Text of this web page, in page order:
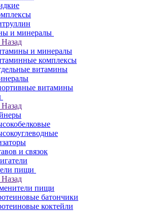
и минералы
Назад
и минералы
комплексы
витамины
витамины
Назад
и связок
пищи
Назад
пищи
батончики
коктейли